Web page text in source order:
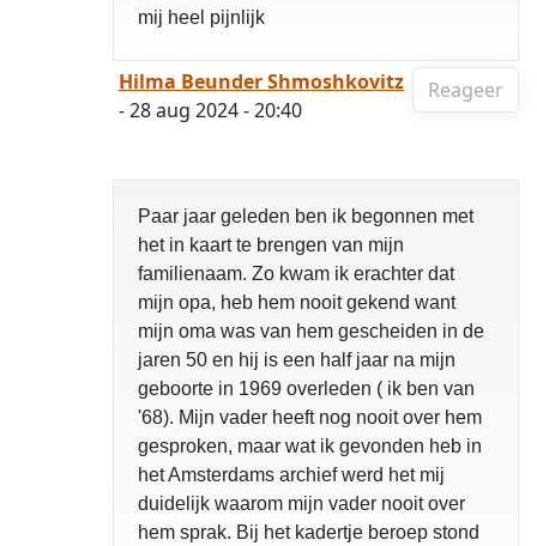
mij heel pijnlijk
Reageer
Hilma Beunder Shmoshkovitz
- 28 aug 2024 - 20:40
Paar jaar geleden ben ik begonnen met
het in kaart te brengen van mijn
familienaam. Zo kwam ik erachter dat
mijn opa, heb hem nooit gekend want
mijn oma was van hem gescheiden in de
jaren 50 en hij is een half jaar na mijn
geboorte in 1969 overleden ( ik ben van
'68). Mijn vader heeft nog nooit over hem
gesproken, maar wat ik gevonden heb in
het Amsterdams archief werd het mij
duidelijk waarom mijn vader nooit over
hem sprak. Bij het kadertje beroep stond